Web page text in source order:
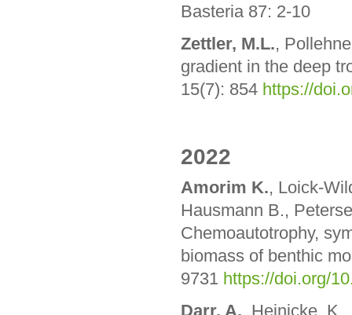
Basteria 87: 2-10
Zettler, M.L.,
gradient in the deep
15(7): 854 https://
2022
Amorim K., Loick-
Hausmann B.,
Chemoautotrophy,
biomass of benthic
9731 https://doi.org/
Darr, A., Heinicke,